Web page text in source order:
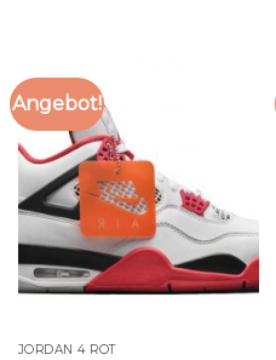
Angebot!
JORDAN 4 ROT